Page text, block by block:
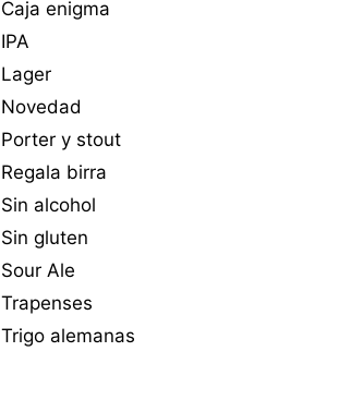
Caja enigma
IPA
Lager
Novedad
Porter y stout
Regala birra
Sin alcohol
Sin gluten
Sour Ale
Trapenses
Trigo alemanas